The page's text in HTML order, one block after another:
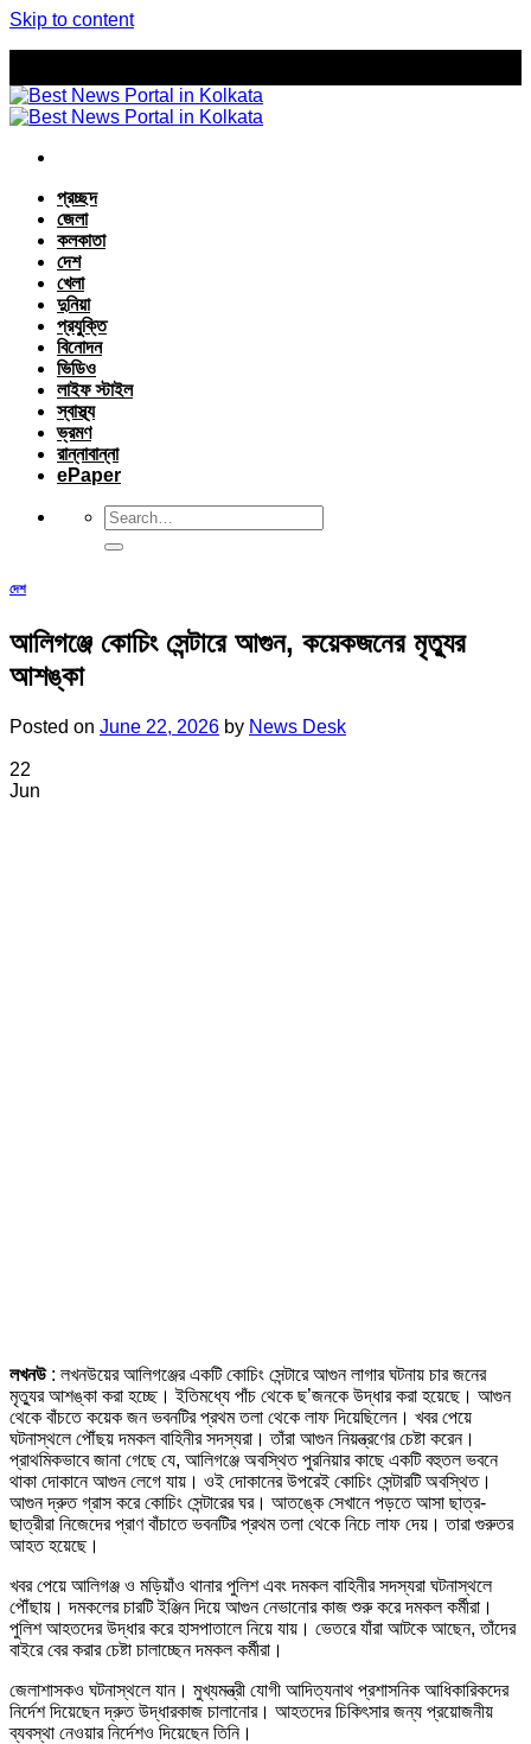
Skip to content
প্রচ্ছদ
জেলা
কলকাতা
দেশ
খেলা
দুনিয়া
প্রযুক্তি
বিনোদন
ভিডিও
লাইফ স্টাইল
স্বাস্থ্য
ভ্রমণ
রান্নাবান্না
ePaper
দেশ
আলিগঞ্জে কোচিং সেন্টারে আগুন, কয়েকজনের মৃত্যুর
আশঙ্কা
Posted on June 22, 2026 by News Desk
22
Jun
লখনউ : লখনউয়ের আলিগঞ্জের একটি কোচিং সেন্টারে আগুন লাগার ঘটনায় চার জনের
মৃত্যুর আশঙ্কা করা হচ্ছে। ইতিমধ্যে পাঁচ থেকে ছ’জনকে উদ্ধার করা হয়েছে। আগুন
থেকে বাঁচতে কয়েক জন ভবনটির প্রথম তলা থেকে লাফ দিয়েছিলেন। খবর পেয়ে
ঘটনাস্থলে পৌঁছয় দমকল বাহিনীর সদস্যরা। তাঁরা আগুন নিয়ন্ত্রণের চেষ্টা করেন।
প্রাথমিকভাবে জানা গেছে যে, আলিগঞ্জে অবস্থিত পুরনিয়ার কাছে একটি বহুতল ভবনে
থাকা দোকানে আগুন লেগে যায়। ওই দোকানের উপরেই কোচিং সেন্টারটি অবস্থিত।
আগুন দ্রুত গ্রাস করে কোচিং সেন্টারের ঘর। আতঙ্কে সেখানে পড়তে আসা ছাত্র-
ছাত্রীরা নিজেদের প্রাণ বাঁচাতে ভবনটির প্রথম তলা থেকে নিচে লাফ দেয়। তারা গুরুতর
আহত হয়েছে।
খবর পেয়ে আলিগঞ্জ ও মড়িয়াঁও থানার পুলিশ এবং দমকল বাহিনীর সদস্যরা ঘটনাস্থলে
পৌঁছায়। দমকলের চারটি ইঞ্জিন দিয়ে আগুন নেভানোর কাজ শুরু করে দমকল কর্মীরা।
পুলিশ আহতদের উদ্ধার করে হাসপাতালে নিয়ে যায়। ভেতরে যাঁরা আটকে আছেন, তাঁদের
বাইরে বের করার চেষ্টা চালাচ্ছেন দমকল কর্মীরা।
জেলাশাসকও ঘটনাস্থলে যান। মুখ্যমন্ত্রী যোগী আদিত্যনাথ প্রশাসনিক আধিকারিকদের
নির্দেশ দিয়েছেন দ্রুত উদ্ধারকাজ চালানোর। আহতদের চিকিৎসার জন্য প্রয়োজনীয়
ব্যবস্থা নেওয়ার নির্দেশও দিয়েছেন তিনি।